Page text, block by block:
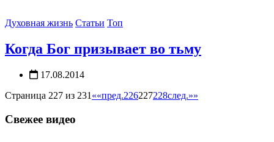
Духовная жизнь Статьи Топ
Когда Бог призывает во тьму
17.08.2014
Страница 227 из 231 ««пред.226227228след.»»
Свежее видео